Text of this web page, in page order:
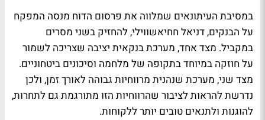
במסיבת העיתונאים שמלווה את פרסום הדוח מנסה המפקח
על הבנקים, דניאל חחיאשווילי, להחזיק בשני מסרים
במקביל. מצד אחד, מערכת בנקאית יציבה שצריכה לשמור
על חוזקה במיוחד בתקופה של מלחמה וסיכונים ביטחוניים.
מצד שני, מערכת שנהנית מרווחיות גבוהה לאורך זמן, ולכן
נדרשת להראות לציבור שהרווחיות הזו מתורגמת גם לתחרות,
להוגנות ולתנאים טובים יותר ללקוחות.